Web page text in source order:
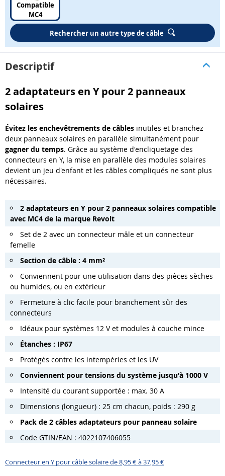
Compatible
MC4
Rechercher un autre type de câble
Descriptif
2 adaptateurs en Y pour 2 panneaux
solaires
Évitez les enchevêtrements de câbles inutiles et branchez
deux panneaux solaires en parallèle simultanément pour
gagner du temps. Grâce au système d'encliquetage des
connecteurs en Y, la mise en parallèle des modules solaires
devient un jeu d'enfant et les câbles compliqués ne sont plus
nécessaires.
2 adaptateurs en Y pour 2 panneaux solaires compatible
avec MC4 de la marque Revolt
Set de 2 avec un connecteur mâle et un connecteur
femelle
Section de câble : 4 mm²
Conviennent pour une utilisation dans des pièces sèches
ou humides, ou en extérieur
Fermeture à clic facile pour branchement sûr des
connecteurs
Idéaux pour systèmes 12 V et modules à couche mince
Étanches : IP67
Protégés contre les intempéries et les UV
Conviennent pour tensions du système jusqu'à 1000 V
Intensité du courant supportée : max. 30 A
Dimensions (longueur) : 25 cm chacun, poids : 290 g
Pack de 2 câbles adaptateurs pour panneau solaire
Code GTIN/EAN : 4022107406055
Connecteur en Y pour câble solaire de 8,95 € à 37,95 €